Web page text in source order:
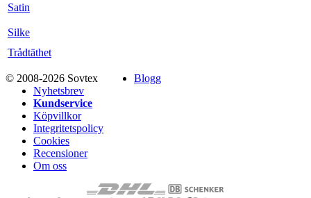
Satin
Silke
Trådtäthet
© 2008-2026 Sovtex
Blogg
Nyhetsbrev
Kundservice
Köpvillkor
Integritetspolicy
Cookies
Recensioner
Om oss